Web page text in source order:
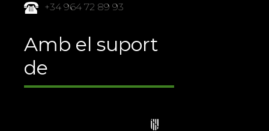
+34 964 72 89 93
Amb el suport
de